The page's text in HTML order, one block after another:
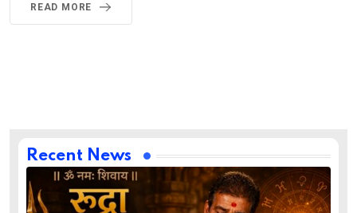
READ MORE
Recent News